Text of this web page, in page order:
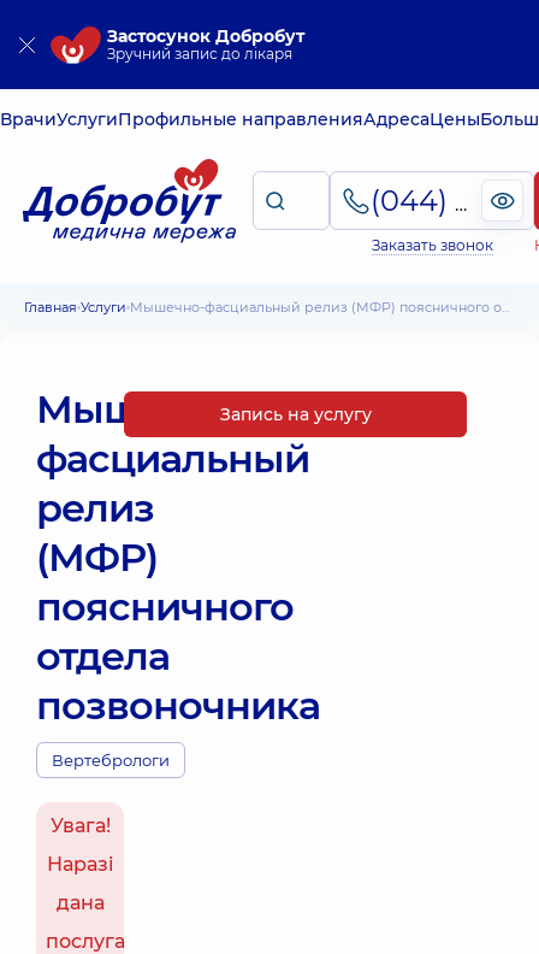
Застосунок Добробут
Зручний запис до лікаря
ВрачиУслугиПрофильные направленияАдресаЦены
(044) 495-2-888
Заказать звонок
Главная Услуги Мышечно-фасциальный релиз (МФР) поясничного отдела позвоночника
Мышечно-
фасциальный
релиз
(МФР)
поясничного
отдела
позвоночника
Вертебрологи
Увага!
Наразі
дана
послуга
Запись на услугу